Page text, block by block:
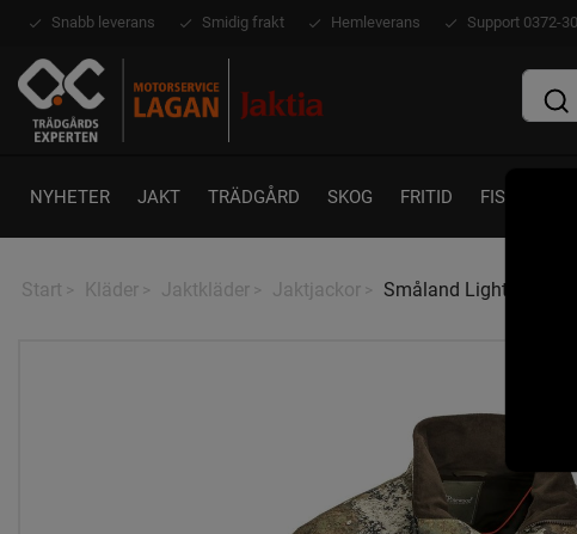
Snabb leverans Smidig frakt Hemleverans Support 0372-
NYHETER JAKT TRÄDGÅRD SKOG FRITID FISKE
Start > Kläder > Jaktkläder > Jaktjackor > Småland Light Camou